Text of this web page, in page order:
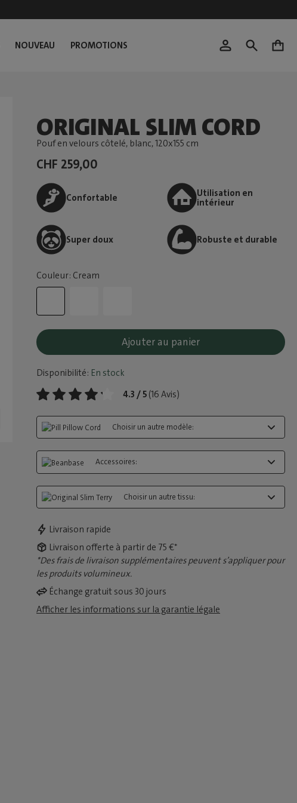
NOUVEAU PROMOTIONS 0
ORIGINAL SLIM CORD
Pouf en velours côtelé, blanc, 120x155 cm
CHF 259,00
Confortable
Utilisation en
intérieur
Super doux Robuste et durable
Couleur: Cream
Ajouter au panier
Disponibilité: En stock
4.3 / 5 (16 Avis)
Choisir un autre modèle:
Accessoires:
Choisir un autre tissu:
Livraison rapide
Livraison offerte à partir de 75 €*
*Des frais de livraison supplémentaires peuvent s’appliquer pour
les produits volumineux.
Échange gratuit sous 30 jours
Afficher les informations sur la garantie légale